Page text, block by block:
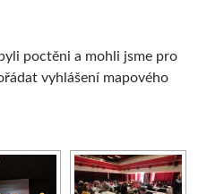
poctěni a mohli jsme pro
vyhlášení mapového